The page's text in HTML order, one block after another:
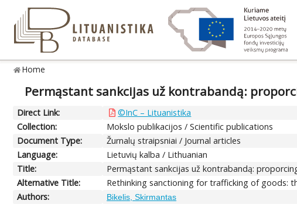
Home
Permąstant sankcijas už kontrabandą:
Direct Link:
©InC – Lituanistika
Collection:
Mokslo publikacijos / Scientific publications
Document Type:
Žurnalų straipsniai / Journal articles
Language:
Lietuvių kalba / Lithuanian
Title:
Permąstant sankcijas už kontrabandą:
Alternative Title:
Rethinking sanctioning for trafficking of goods:
Authors:
Bikelis, Skirmantas